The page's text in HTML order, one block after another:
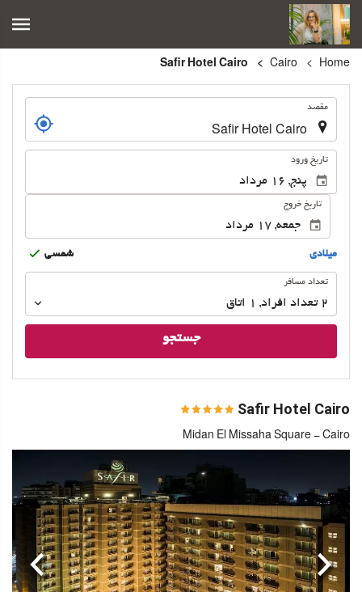
Home
Cairo
مقصد
تاریخ ورود
تاریخ خروج
ميلادى شمسى
تعداد
تعداد مسافر
2 تعداد افراد ,
1 اتاق
جستجو
Safir Hotel Cairo
Midan El Missaha Square - Cairo
قبلی بعدی